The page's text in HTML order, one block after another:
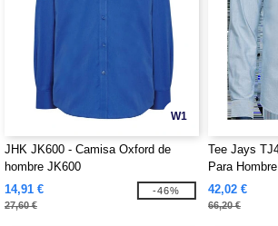
W1
JHK JK600 - Camisa Oxford de
hombre JK600
14,91 €
27,60 €
-46%
Tee Jays
Para Hombre
42,02 €
66,20 €